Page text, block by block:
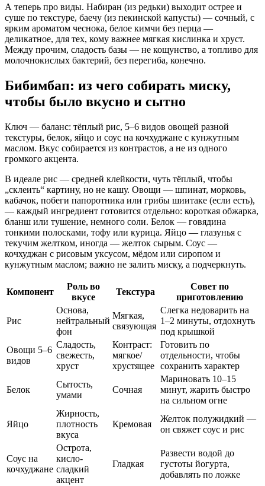
А теперь про виды. Набиран (из редьки) выходит острее и
суше по текстуре, баечу (из пекинской капусты) — сочный, с
ярким ароматом чеснока, белое кимчи без перца —
деликатное, для тех, кому важнее мягкая кислинка и хруст.
Между прочим, сладость базы — не кощунство, а топливо для
молочнокислых бактерий, без перегиба, конечно.
Бибимбап: из чего собирать миску,
чтобы было вкусно и сытно
Ключ — баланс: тёплый рис, 5–6 видов овощей разной
текстуры, белок, яйцо и соус на кочхуджане с кунжутным
маслом. Вкус собирается из контрастов, а не из одного
громкого акцента.
В идеале рис — средней клейкости, чуть тёплый, чтобы
„склеить“ картину, но не кашу. Овощи — шпинат, морковь,
кабачок, побеги папоротника или грибы шиитаке (если есть),
— каждый ингредиент готовится отдельно: короткая обжарка,
бланш или тушение, немного соли. Белок — говядина
тонкими полосками, тофу или курица. Яйцо — глазунья с
текучим желтком, иногда — желток сырым. Соус —
кочхуджан с рисовым уксусом, мёдом или сиропом и
кунжутным маслом; важно не залить миску, а подчеркнуть.
Компонент
Роль во
вкусе
Текстура
Совет по
приготовлению
Рис
Основа,
нейтральный
фон
Мягкая,
связующая
Слегка недоварить на
1–2 минуты, отдохнуть
под крышкой
Овощи 5–6
видов
Сладость,
свежесть,
хруст
Контраст:
мягкое/
хрустящее
Готовить по
отдельности, чтобы
сохранить характер
Белок
Сытость,
умами
Сочная
Мариновать 10–15
минут, жарить быстро
на сильном огне
Яйцо
Жирность,
плотность
вкуса
Кремовая
Желток полужидкий —
он свяжет соус и рис
Соус на
кочхуджане
Острота,
кисло-
сладкий
акцент
Гладкая
Развести водой до
густоты йогурта,
добавлять по ложке